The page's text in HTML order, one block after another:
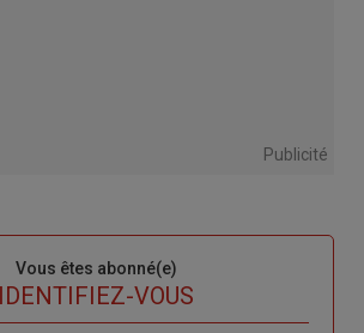
Publicité
Vous êtes abonné(e)
IDENTIFIEZ-VOUS